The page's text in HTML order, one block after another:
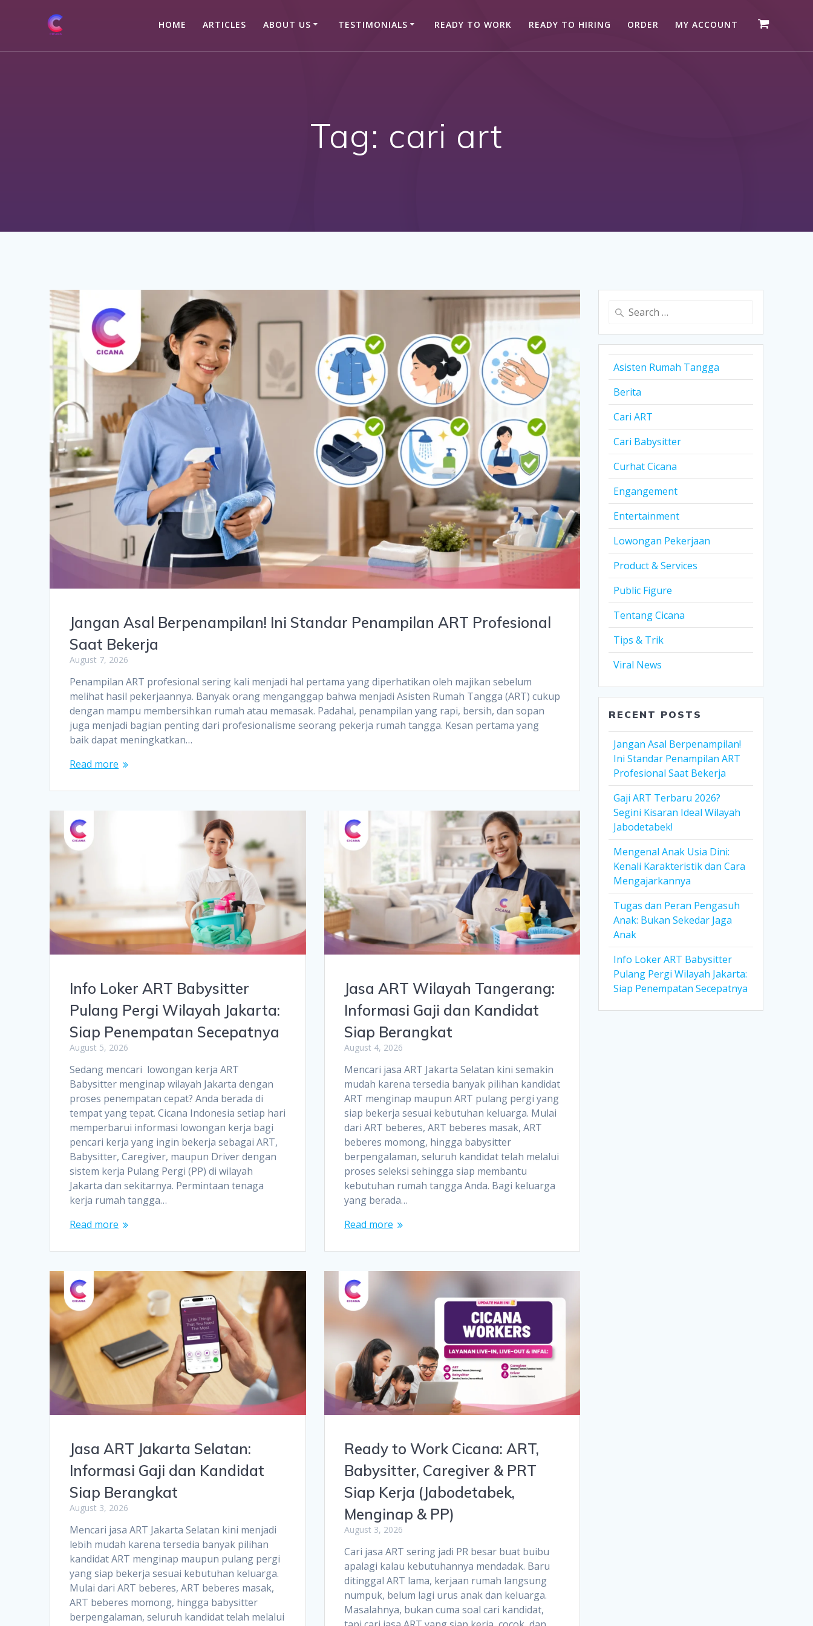
HOME ARTICLES ABOUT US TESTIMONIALS READY TO WORK READY TO HIRING ORDER MY ACCOUNT
Tag: cari art
Jangan Asal Berpenampilan! Ini Standar Penampilan ART Profesional
Saat Bekerja
August 7, 2026
Penampilan ART profesional sering kali menjadi hal pertama yang diperhatikan oleh majikan sebelum
melihat hasil pekerjaannya. Banyak orang menganggap bahwa menjadi Asisten Rumah Tangga (ART) cukup
dengan mampu membersihkan rumah atau memasak. Padahal, penampilan yang rapi, bersih, dan sopan
juga menjadi bagian penting dari profesionalisme seorang pekerja rumah tangga. Kesan pertama yang
baik dapat meningkatkan…
Read more
Info Loker ART Babysitter
Pulang Pergi Wilayah Jakarta:
Siap Penempatan Secepatnya
August 5, 2026
Sedang mencari lowongan kerja ART
Babysitter menginap wilayah Jakarta dengan
proses penempatan cepat? Anda berada di
tempat yang tepat. Cicana Indonesia setiap hari
memperbarui informasi lowongan kerja bagi
pencari kerja yang ingin bekerja sebagai ART,
Babysitter, Caregiver, maupun Driver dengan
sistem kerja Pulang Pergi (PP) di wilayah
Jakarta dan sekitarnya. Permintaan tenaga
kerja rumah tangga…
Read more
Jasa ART Wilayah Tangerang:
Informasi Gaji dan Kandidat
Siap Berangkat
August 4, 2026
Mencari jasa ART Jakarta Selatan kini semakin
mudah karena tersedia banyak pilihan kandidat
ART menginap maupun ART pulang pergi yang
siap bekerja sesuai kebutuhan keluarga. Mulai
dari ART beberes, ART beberes masak, ART
beberes momong, hingga babysitter
berpengalaman, seluruh kandidat telah melalui
proses seleksi sehingga siap membantu
kebutuhan rumah tangga Anda. Bagi keluarga
yang berada…
Read more
Jasa ART Jakarta Selatan:
Informasi Gaji dan Kandidat
Siap Berangkat
August 3, 2026
Mencari jasa ART Jakarta Selatan kini menjadi
lebih mudah karena tersedia banyak pilihan
kandidat ART menginap maupun pulang pergi
yang siap bekerja sesuai kebutuhan keluarga.
Mulai dari ART beberes, ART beberes masak,
ART beberes momong, hingga babysitter
berpengalaman, seluruh kandidat telah melalui
Ready to Work Cicana: ART,
Babysitter, Caregiver & PRT
Siap Kerja (Jabodetabek,
Menginap & PP)
August 3, 2026
Cari jasa ART sering jadi PR besar buat buibu
apalagi kalau kebutuhannya mendadak. Baru
ditinggal ART lama, kerjaan rumah langsung
numpuk, belum lagi urus anak dan keluarga.
Masalahnya, bukan cuma soal cari kandidat,
Search
Asisten Rumah Tangga
Berita
Cari ART
Cari Babysitter
Curhat Cicana
Engangement
Entertainment
Lowongan Pekerjaan
Product & Services
Public Figure
Tentang Cicana
Tips & Trik
Viral News
RECENT POSTS
Jangan Asal Berpenampilan!
Ini Standar Penampilan ART
Profesional Saat Bekerja
Gaji ART Terbaru 2026?
Segini Kisaran Ideal Wilayah
Jabodetabek!
Mengenal Anak Usia Dini:
Kenali Karakteristik dan Cara
Mengajarkannya
Tugas dan Peran Pengasuh
Anak: Bukan Sekedar Jaga
Anak
Info Loker ART Babysitter
Pulang Pergi Wilayah Jakarta:
Siap Penempatan Secepatnya